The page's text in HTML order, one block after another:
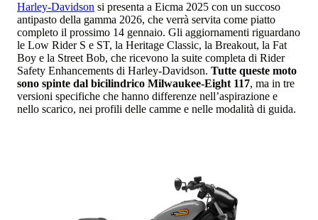
Harley-Davidson si presenta a Eicma 2025 con un succoso
antipasto della gamma 2026, che verrà servita come piatto
completo il prossimo 14 gennaio. Gli aggiornamenti riguardano
le Low Rider S e ST, la Heritage Classic, la Breakout, la Fat
Boy e la Street Bob, che ricevono la suite completa di Rider
Safety Enhancements di Harley-Davidson. Tutte queste moto
sono spinte dal bicilindrico Milwaukee-Eight 117, ma in tre
versioni specifiche che hanno differenze nell’aspirazione e
nello scarico, nei profili delle camme e nelle modalità di guida.